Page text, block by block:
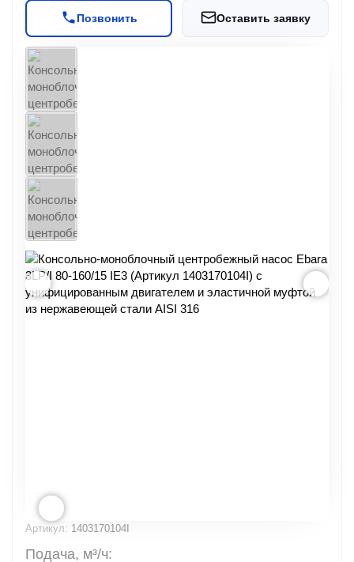
Артикул: 1403170104I
Подача, м³/ч:
Позвонить Оставить заявку